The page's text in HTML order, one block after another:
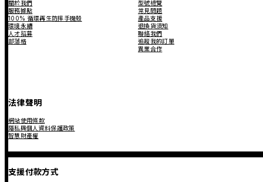
關於我們
服務據點
100% 循環再生防摔手機殼
環境永續
人才招募
部落格
型號總覽
常見問題
產品支援
退換貨須知
聯絡我們
追蹤我的訂單
異業合作
法律聲明
網站使用條款
隱私與個人資料保護政策
智慧財產權
支援付款方式